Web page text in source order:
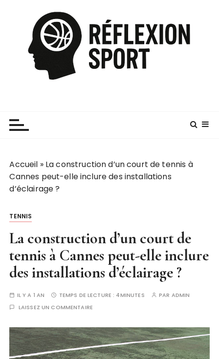
Accueil » La construction d’un court de tennis à
Cannes peut-elle inclure des installations
d’éclairage ?
TENNIS
La construction d’un court de
tennis à Cannes peut-elle inclure
des installations d’éclairage ?
IL Y A 1 AN TEMPS DE LECTURE : 4MINUTES PAR ADMIN
LAISSEZ UN COMMENTAIRE